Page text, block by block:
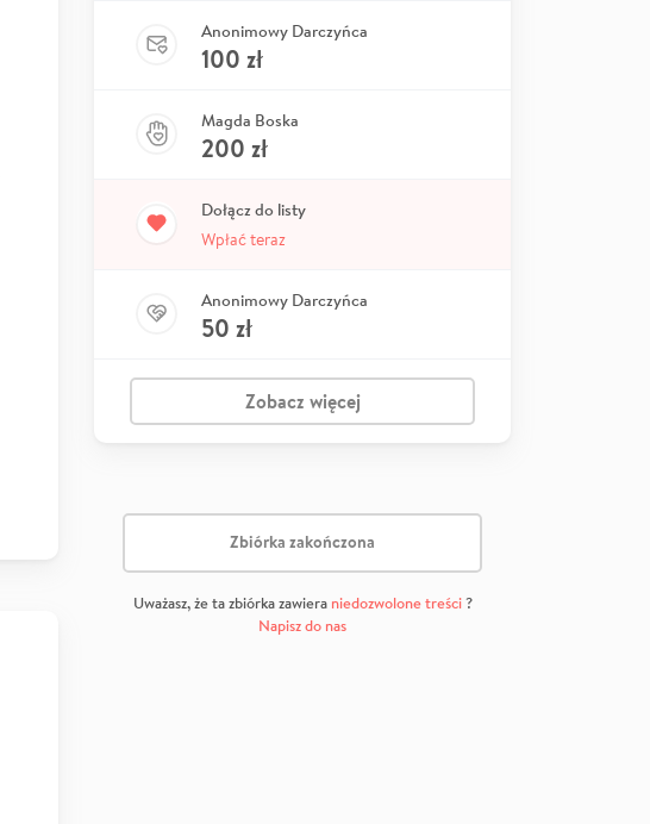
Anonimowy Darczyńca
100 zł
Magda Boska
200 zł
Dołącz do listy
Wpłać teraz
Anonimowy Darczyńca
50 zł
Zobacz więcej
Zbiórka zakończona
Uważasz, że ta zbiórka zawiera niedozwolone treści?
Napisz do nas